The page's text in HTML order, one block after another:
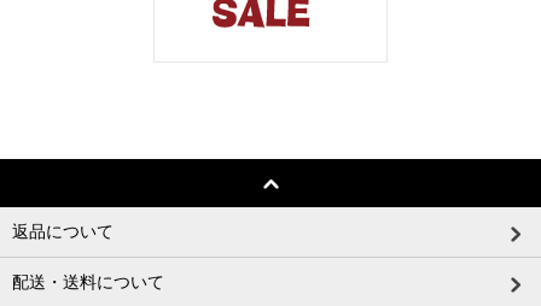
返品について
配送・送料について